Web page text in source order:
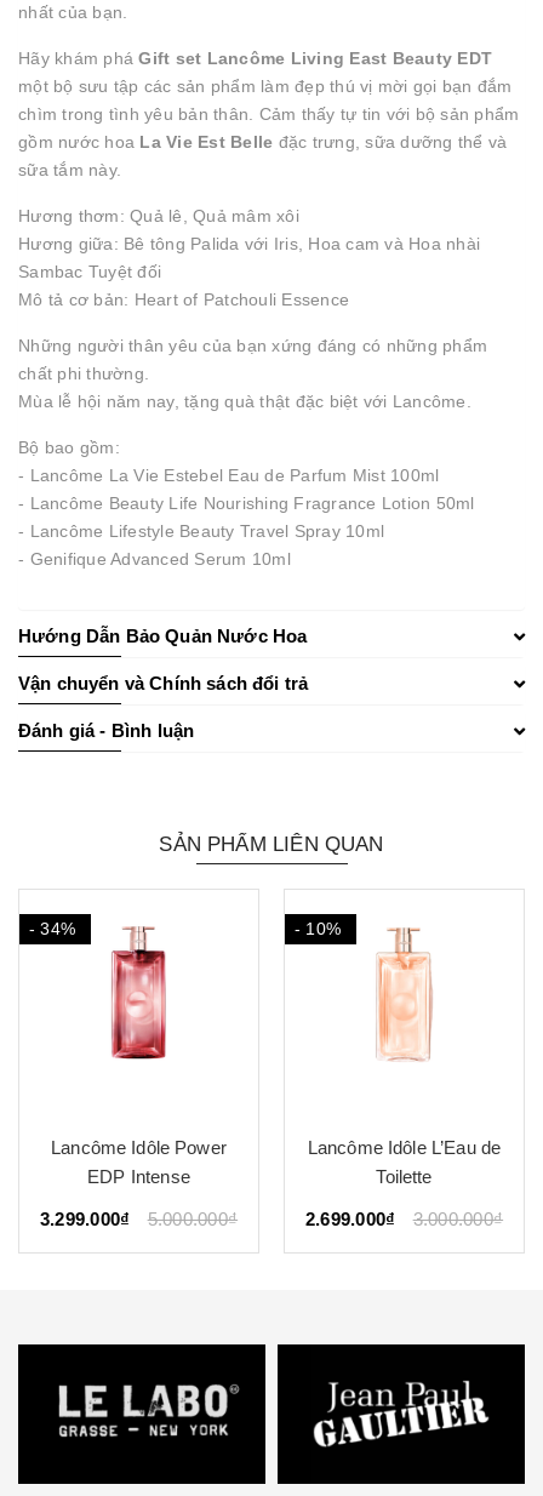
nhất của bạn.
Hãy khám pháGift set Lancôme Living East Beauty EDT
một bộ sưu tập các sản phẩm làm đẹp thú vị mời gọi bạn đắm
chìm trong tình yêu bản thân. Cảm thấy tự tin với bộ sản phẩm
gồm nước hoa La Vie Est Belle đặc trưng, ​​sữa dưỡng thể và
sữa tắm này.
Hương thơm: Quả lê, Quả mâm xôi
Hương giữa: Bê tông Palida với Iris, Hoa cam và Hoa nhài
Sambac Tuyệt đối
Mô tả cơ bản: Heart of Patchouli Essence
Những người thân yêu của bạn xứng đáng có những phẩm
chất phi thường.
Mùa lễ hội năm nay, tặng quà thật đặc biệt với Lancôme.
Bộ bao gồm:
- Lancôme La Vie Estebel Eau de Parfum Mist 100ml
- Lancôme Beauty Life Nourishing Fragrance Lotion 50ml
- Lancôme Lifestyle Beauty Travel Spray 10ml
- Genifique Advanced Serum 10ml
Hướng Dẫn Bảo Quản Nước Hoa
Vận chuyển và Chính sách đổi trả
Đánh giá - Bình luận
SẢN PHẨM LIÊN QUAN
- 34%
Lancôme Idôle Power
EDP Intense
3.299.000₫ 5.000.000₫
- 10%
Lancôme Idôle L’Eau de
Toilette
2.699.000₫ 3.000.000₫